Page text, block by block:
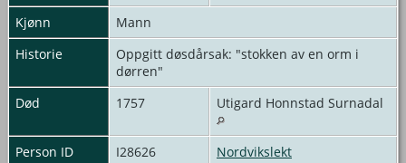
Kjønn
Mann
Historie
Oppgitt døsdårsak: "stokken av en orm i
dørren"
Død
1757 Utigard Honnstad Surnadal
Person ID I28626
Nordvikslekt